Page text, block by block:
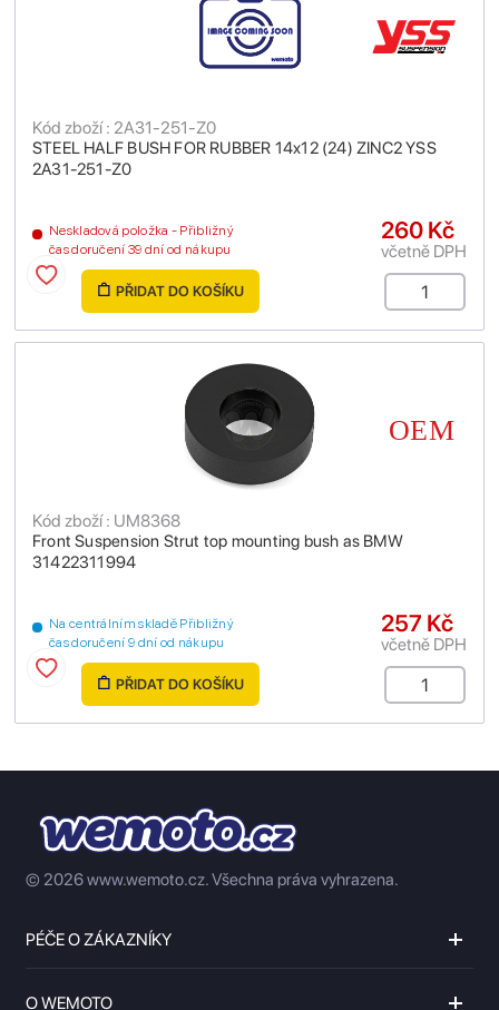
STEEL HALF BUSH FOR RUBBER 14x12 (24) ZINC2 YSS
2A31-251-Z0
Kód zboží : 2A31-251-Z0
Neskladová položka - Přibližný
čas doručení 39 dní od nákupu
260 Kč
včetně DPH
PŘIDAT DO KOŠÍKU
Front Suspension Strut top mounting bush as BMW
31422311994
Kód zboží : UM8368
Na centrálním skladě Přibližný
čas doručení 9 dní od nákupu
257 Kč
včetně DPH
PŘIDAT DO KOŠÍKU
© 2026 www.wemoto.cz.Všechna práva vyhrazena.
PÉČE O ZÁKAZNÍKY
O WEMOTO